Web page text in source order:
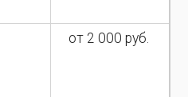
от 2 000 руб.